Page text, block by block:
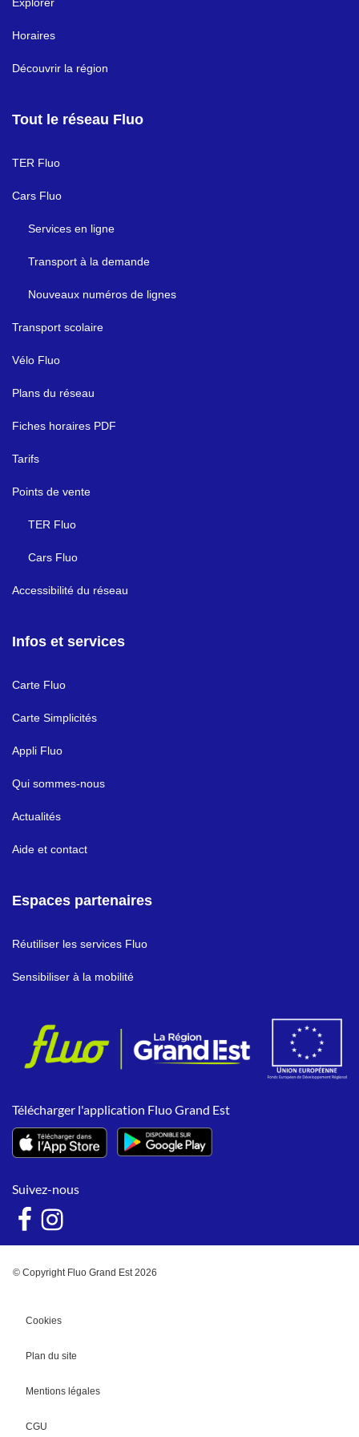
Horaires
Découvrir la région
Tout le réseau Fluo
TER Fluo
Cars Fluo
Services en ligne
Transport à la demande
Nouveaux numéros de lignes
Transport scolaire
Vélo Fluo
Plans du réseau
Fiches horaires PDF
Tarifs
Points de vente
TER Fluo
Cars Fluo
Accessibilité du réseau
Infos et services
Carte Fluo
Carte Simplicités
Appli Fluo
Qui sommes-nous
Actualités
Aide et contact
Espaces partenaires
Réutiliser les services Fluo
Sensibiliser à la mobilité
Télécharger l'application Fluo Grand Est
Suivez-nous
© Copyright Fluo Grand Est 2026
Cookies
Plan du site
Mentions légales
CGU